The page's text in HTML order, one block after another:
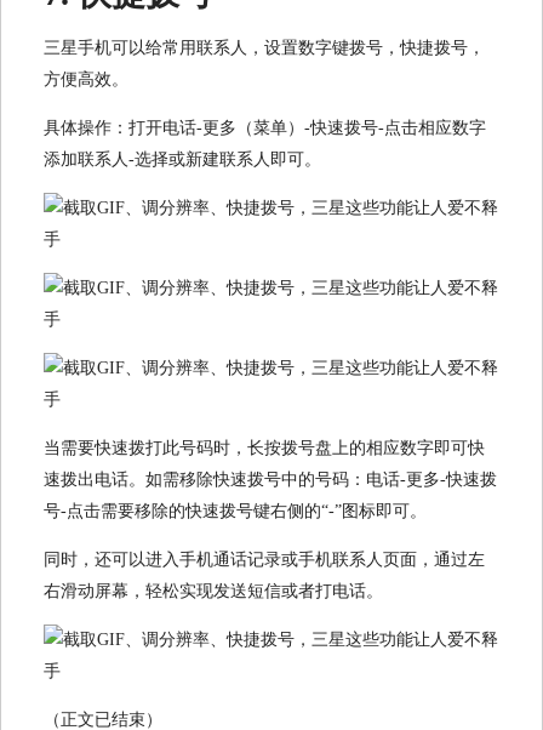
三星手机可以给常用联系人，设置数字键拨号，快捷拨号，
方便高效。
具体操作：打开电话-更多（菜单）-快速拨号-点击相应数字
添加联系人-选择或新建联系人即可。
当需要快速拨打此号码时，长按拨号盘上的相应数字即可快
速拨出电话。如需移除快速拨号中的号码：电话-更多-快速拨
号-点击需要移除的快速拨号键右侧的“-”图标即可。
同时，还可以进入手机通话记录或手机联系人页面，通过左
右滑动屏幕，轻松实现发送短信或者打电话。
（正文已结束）